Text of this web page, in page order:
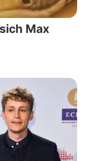
Max